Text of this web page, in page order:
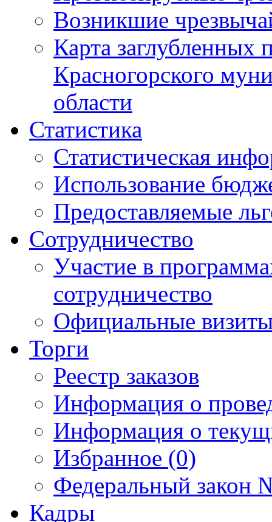
Возникшие
Карта
Красногорского
области
Статистика
Статистическая
Использование
Предоставляемые
Сотрудничество
Участие в
сотрудничество
Официальные
Торги
Реестр заказов
Информация о
Информация о
Избранное (0)
Федеральный закон
Кадры